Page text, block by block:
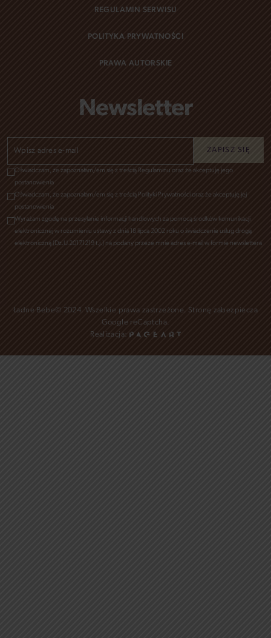
REGULAMIN SERWISU
POLITYKA PRYWATNOŚCI
PRAWA AUTORSKIE
Newsletter
Oświadczam, że zapoznałam/em się z treścią Regulaminu oraz że akceptuję jego
postanowienia
Oświadczam, że zapoznałam/em się z treścią Polityki Prywatności oraz że akceptuję jej
postanowienia
Wyrażam zgodę na przesyłanie informacji handlowych za pomocą środków komunikacji
elektronicznej w rozumieniu ustawy z dnia 18 lipca 2002 roku o świadczenie usług drogą
elektroniczną (Dz.U.2017.1219 t.j.) na podany przeze mnie adres e-mail w formie newslettera
Ładne Bebe© 2024. Wszelkie prawa zastrzeżone. Stronę zabezpiecza
Google reCaptcha.
Realizacja: